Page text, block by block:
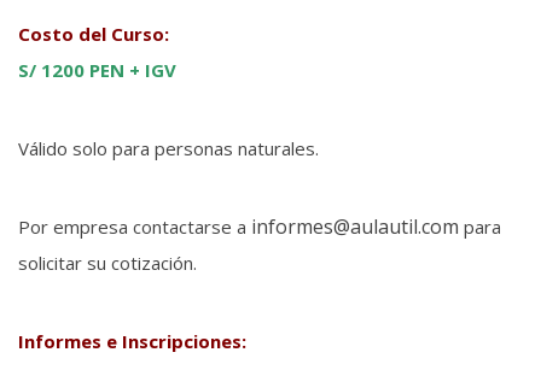
Costo del Curso:
S/ 1200 PEN + IGV
Válido solo para personas naturales.
Por empresa contactarse a informes@aulautil.com para
solicitar su cotización.
Informes e Inscripciones: